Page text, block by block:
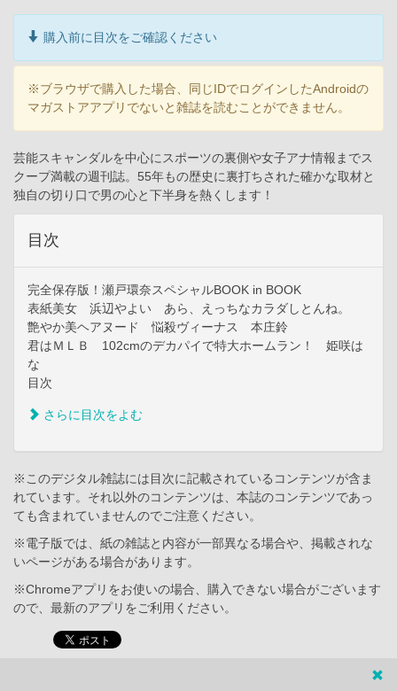
購入前に目次をご確認ください
※ブラウザで購入した場合、同じIDでログインしたAndroidの
マガストアアプリでないと雑誌を読むことができません。
芸能スキャンダルを中心にスポーツの裏側や女子アナ情報までス
クープ満載の週刊誌。55年もの歴史に裏打ちされた確かな取材と
独自の切り口で男の心と下半身を熱くします！
目次
完全保存版！瀬戸環奈スペシャルBOOK in BOOK
表紙美女 浜辺やよい あら、えっちなカラダしとんね。
艶やか美ヘアヌード 悩殺ヴィーナス 本庄鈴
君はＭＬＢ 102cmのデカパイで特大ホームラン！ 姫咲は
な
目次
さらに目次をよむ
※このデジタル雑誌には目次に記載されているコンテンツが含ま
れています。それ以外のコンテンツは、本誌のコンテンツであっ
ても含まれていませんのでご注意ください。
※電子版では、紙の雑誌と内容が一部異なる場合や、掲載されな
いページがある場合があります。
※Chromeアプリをお使いの場合、購入できない場合がございます
ので、最新のアプリをご利用ください。